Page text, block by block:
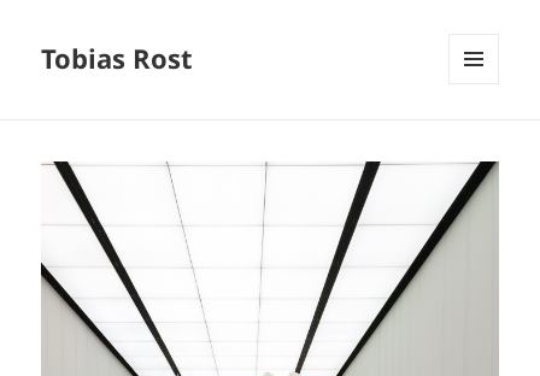
Tobias Rost